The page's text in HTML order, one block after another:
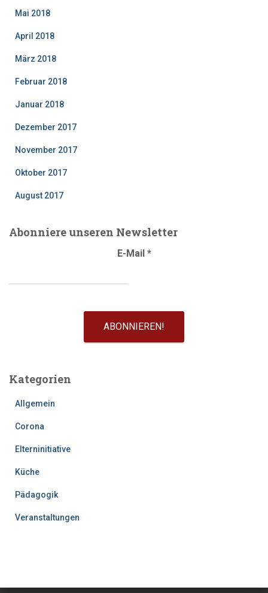
Mai 2018
April 2018
März 2018
Februar 2018
Januar 2018
Dezember 2017
November 2017
Oktober 2017
August 2017
Abonniere unseren Newsletter
E-Mail *
Kategorien
Allgemein
Corona
Elterninitiative
Küche
Pädagogik
Veranstaltungen